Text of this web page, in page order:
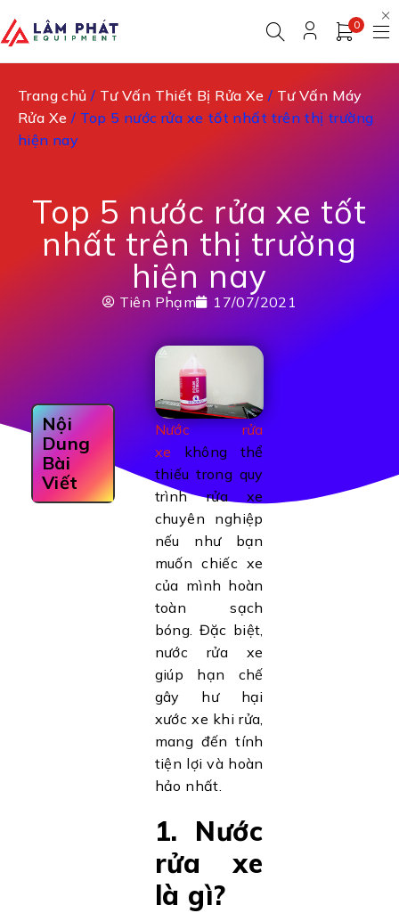
0
Trang chủ / Tư Vấn Thiết Bị Rửa Xe / Tư Vấn Máy
Rửa Xe / Top 5 nước rửa xe tốt nhất trên thị trường
hiện nay
Top 5 nước rửa xe tốt
nhất trên thị trường
hiện nay
Tiên Phạm 17/07/2021
Nội
Dung
Bài
Viết
Nước rửa
xe không thể
thiếu trong quy
trình rửa xe
chuyên nghiệp
nếu như bạn
muốn chiếc xe
của mình hoàn
toàn sạch
bóng. Đặc biệt,
nước rửa xe
giúp hạn chế
gây hư hại
xước xe khi rửa,
mang đến tính
tiện lợi và hoàn
hảo nhất.
1. Nước
rửa xe
là gì?